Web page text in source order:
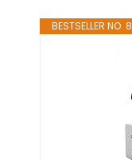
BESTSELLER NO. 8